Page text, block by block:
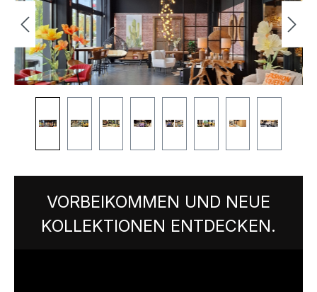
VORBEIKOMMEN UND NEUE
KOLLEKTIONEN ENTDECKEN.